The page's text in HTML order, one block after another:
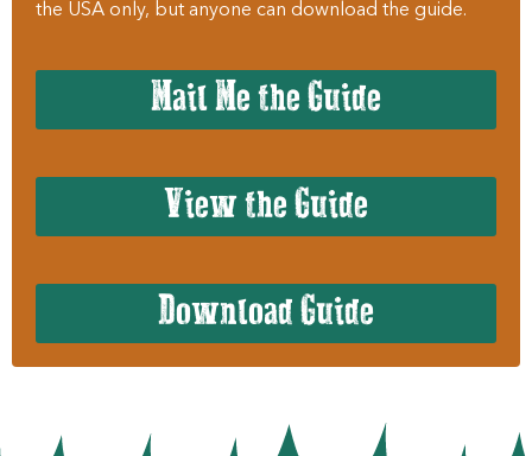
the USA only, but anyone can download the guide.
Mail Me the Guide
View the Guide
Download Guide